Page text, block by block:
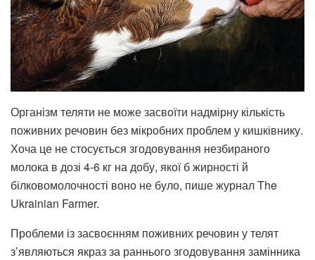
Організм теляти не може засвоїти надмірну кількість
поживних речовин без мікробних проблем у кишківнику.
Хоча це не стосується згодовування незбираного
молока в дозі 4-6 кг на добу, якої б жирності й
білковомолочності воно не було, пише журнал The
Ukrainian Farmer.
Проблеми із засвоєнням поживних речовин у телят
з’являються якраз за раннього згодовування замінника